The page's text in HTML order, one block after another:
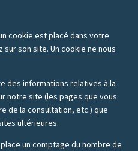
cookie est placé dans votre
son site. Un cookie ne nous
des informations relatives à la
notre site (les pages que vous
de la consultation, etc.) que
ultérieures.
un comptage du nombre de